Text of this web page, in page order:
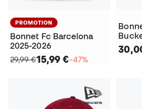
PROMOTION
Bonnet Fc Barcelona
2025-2026
29,99 €15,99 €−47%